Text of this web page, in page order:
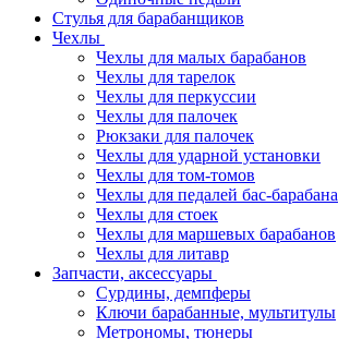
Стулья для барабанщиков
Чехлы
Чехлы для малых барабанов
Чехлы для тарелок
Чехлы для перкуссии
Чехлы для палочек
Рюкзаки для палочек
Чехлы для ударной установки
Чехлы для том-томов
Чехлы для педалей бас-барабана
Чехлы для стоек
Чехлы для маршевых барабанов
Чехлы для литавр
Запчасти, аксессуары
Сурдины, демпферы
Ключи барабанные, мультитулы
Метрономы, тюнеры